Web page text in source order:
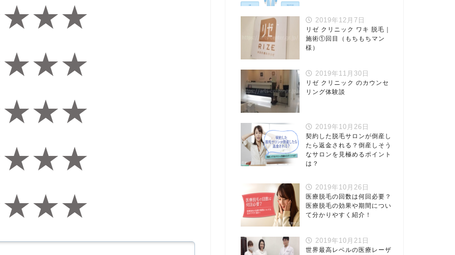
★
★
★
★
★
★
★
★
★
★
★
★
★
★
★
2019年12月7日
リゼ クリニック ワキ 脱毛｜
施術①回目（もちもちマン
様）
2019年11月30日
リゼ クリニック のカウンセ
リング体験談
2019年10月26日
契約した脱毛サロンが倒産し
たら返金される？倒産しそう
なサロンを見極めるポイント
は？
2019年10月26日
医療脱毛の回数は何回必要？
医療脱毛の効果や期間につい
て分かりやすく紹介！
2019年10月21日
世界最高レベルの医療レーザ